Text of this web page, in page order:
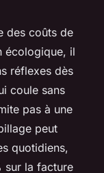
des coûts de
écologique, il
réflexes dès
coule sans
pas à une
peut
quotidiens,
sur la facture